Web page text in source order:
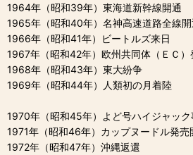
1964年（昭和39年）東海道新幹線開通
1965年（昭和40年）名神高速道路全線開
1966年（昭和41年）ビートルズ来日
1967年（昭和42年）欧州共同体（ＥＣ
1968年（昭和43年）東大紛争
1969年（昭和44年）人類初の月着陸
1970年（昭和45年）よど号ハイジャック
1971年（昭和46年）カップヌードル発売
1972年（昭和47年）沖縄返還